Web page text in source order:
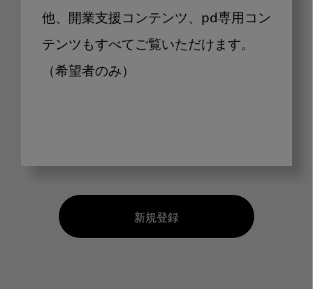
他、開業支援コンテンツ、pd専用コン
テンツもすべてご覧いただけます。
（希望者のみ）
新規登録